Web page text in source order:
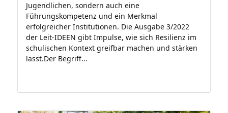
Jugendlichen, sondern auch eine
Führungskompetenz und ein Merkmal
erfolgreicher Institutionen. Die Ausgabe 3/2022
der Leit-IDEEN gibt Impulse, wie sich Resilienz im
schulischen Kontext greifbar machen und stärken
lässt.Der Begriff...